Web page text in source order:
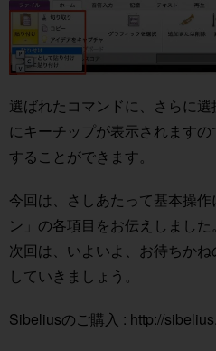
選ばれたコマンドに、さらに
にキーチップが表示されます
することができます。
今回は、さしあたって基本操
ン」の各項目をお伝えしました。
次回は、いよいよ、お待ちか
していきましょう。
Sibeliusのご購入 : http://